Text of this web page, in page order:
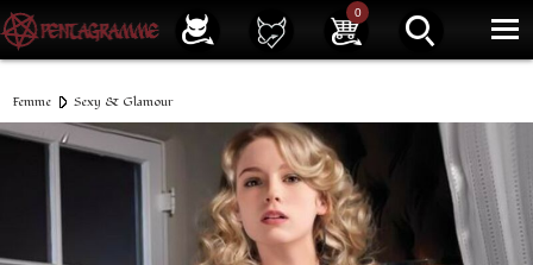
0
Service client 01 40 39 07 94
Newsletter | | Facebook | Instagram
|
Femme Sexy & Glamour